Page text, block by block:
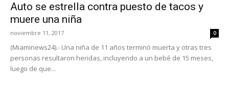
Auto se estrella contra puesto de tacos y
muere una niña
noviembre 11, 2017 0
(Miaminews24).- Una niña de 11 años terminó muerta y otras tres
personas resultaron heridas, incluyendo a un bebé de 15 meses,
luego de que...